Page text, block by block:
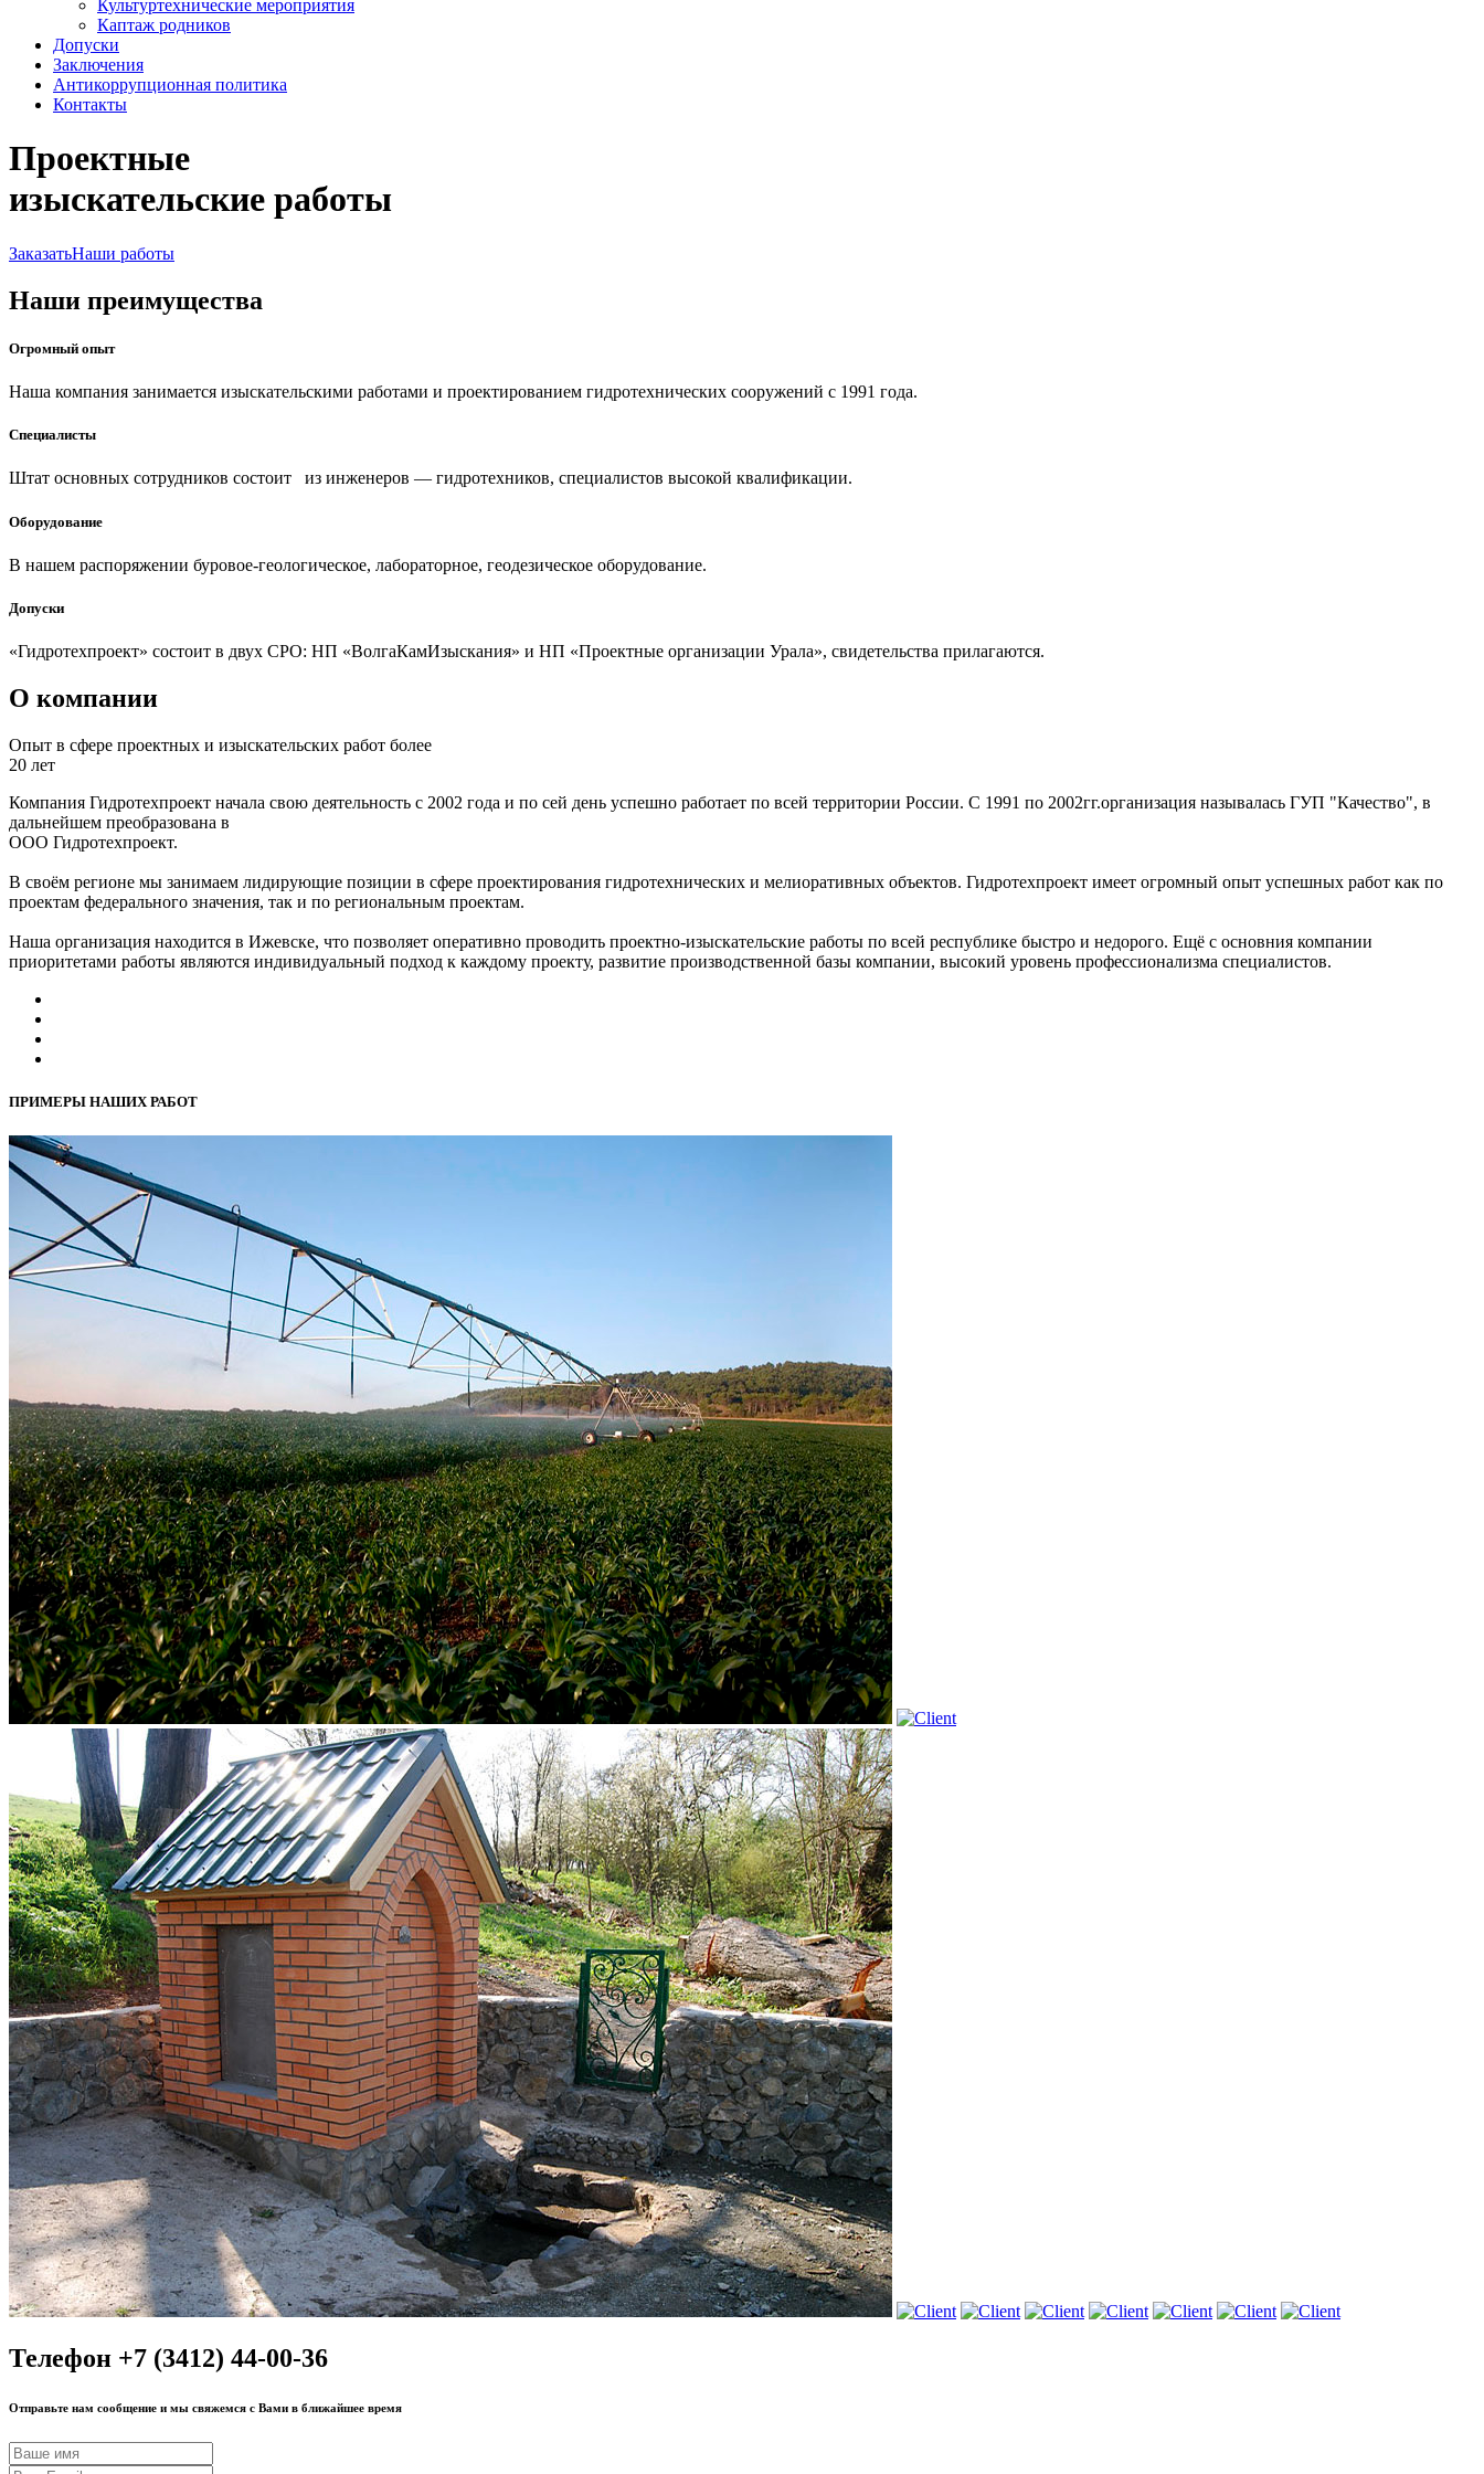
Культуртехнические мероприятия
Каптаж родников
Допуски
Заключения
Антикоррупционная политика
Контакты
Проектные
изыскательские работы
ЗаказатьНаши работы
Наши преимущества
Огромный опыт
Наша компания занимается изыскательскими работами и проектированием гидротехнических сооружений с 1991 года.
Специалисты
Штат основных сотрудников состоит из инженеров — гидротехников, специалистов высокой квалификации.
Оборудование
В нашем распоряжении буровое-геологическое, лабораторное, геодезическое оборудование.
Допуски
«Гидротехпроект» состоит в двух СРО: НП «ВолгаКамИзыскания» и НП «Проектные организации Урала», свидетельства прилагаются.
О компании
Опыт в сфере проектных и изыскательских работ более
20 лет
Компания Гидротехпроект начала свою деятельность с 2002 года и по сей день успешно работает по всей территории России. С 1991 по 2002гг.организация называлась ГУП "Качество", в
дальнейшем преобразована в
ООО Гидротехпроект.
В своём регионе мы занимаем лидирующие позиции в сфере проектирования гидротехнических и мелиоративных объектов. Гидротехпроект имеет огромный опыт успешных работ как по
проектам федерального значения, так и по региональным проектам.
Наша организация находится в Ижевске, что позволяет оперативно проводить проектно-изыскательские работы по всей республике быстро и недорого. Ещё с основния компании
приоритетами работы являются индивидуальный подход к каждому проекту, развитие производственной базы компании, высокий уровень профессионализма специалистов.
ПРИМЕРЫ НАШИХ РАБОТ
Телефон +7 (3412) 44-00-36
Отправьте нам сообщение и мы свяжемся с Вами в ближайшее время